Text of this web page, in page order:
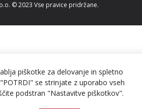
© 2023 Vse pravice pridržane.
piškotke za delovanje in spletno
se strinjate z uporabo vseh
podstran "Nastavitve piškotkov".